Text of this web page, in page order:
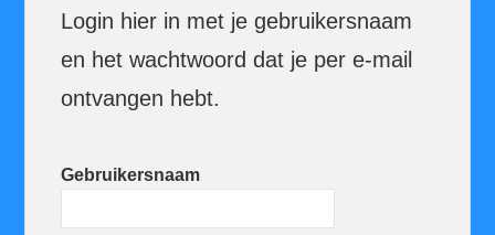
Login hier in met je gebruikersnaam
en het wachtwoord dat je per e-mail
ontvangen hebt.
Gebruikersnaam